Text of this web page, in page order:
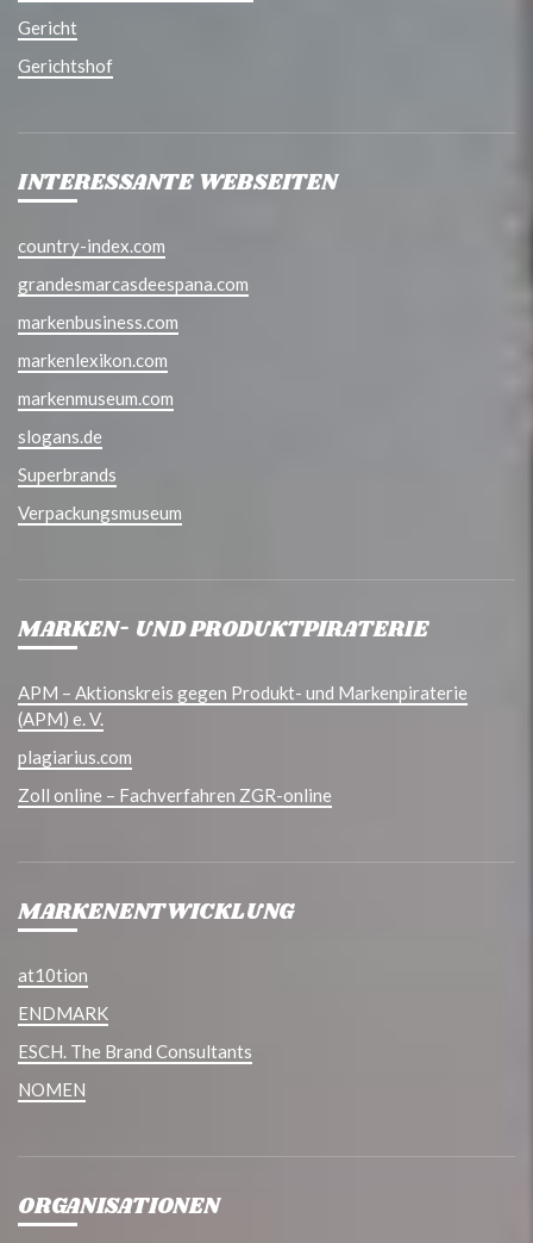
Gericht
Gerichtshof
INTERESSANTE WEBSEITEN
country-index.com
grandesmarcasdeespana.com
markenbusiness.com
markenlexikon.com
markenmuseum.com
slogans.de
Superbrands
Verpackungsmuseum
MARKEN- UND PRODUKTPIRATERIE
APM – Aktionskreis gegen Produkt- und Markenpiraterie
(APM) e. V.
plagiarius.com
Zoll online – Fachverfahren ZGR-online
MARKENENTWICKLUNG
at10tion
ENDMARK
ESCH. The Brand Consultants
NOMEN
ORGANISATIONEN